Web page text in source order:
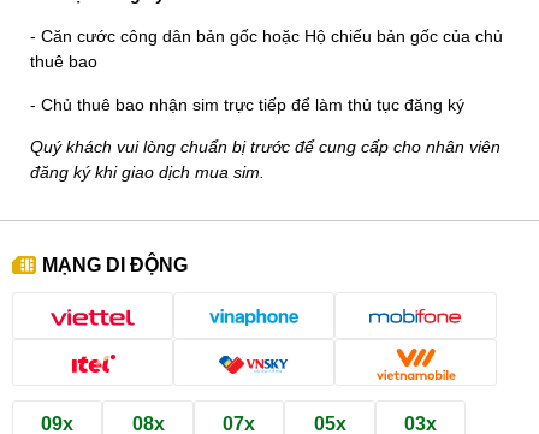
- Căn cước công dân bản gốc hoặc Hộ chiếu bản gốc của chủ
thuê bao
- Chủ thuê bao nhận sim trực tiếp để làm thủ tục đăng ký
Quý khách vui lòng chuẩn bị trước để cung cấp cho nhân viên
đăng ký khi giao dịch mua sim.
MẠNG DI ĐỘNG
09x 08x 07x 05x 03x